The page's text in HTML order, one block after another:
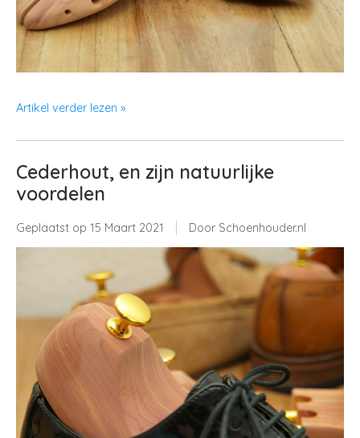
Artikel verder lezen »
Cederhout, en zijn natuurlijke
voordelen
Geplaatst op 15 Maart 2021 Door Schoenhouder.nl